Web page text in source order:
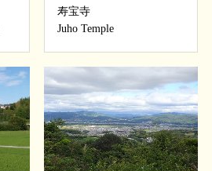
寿宝寺
Juho Temple